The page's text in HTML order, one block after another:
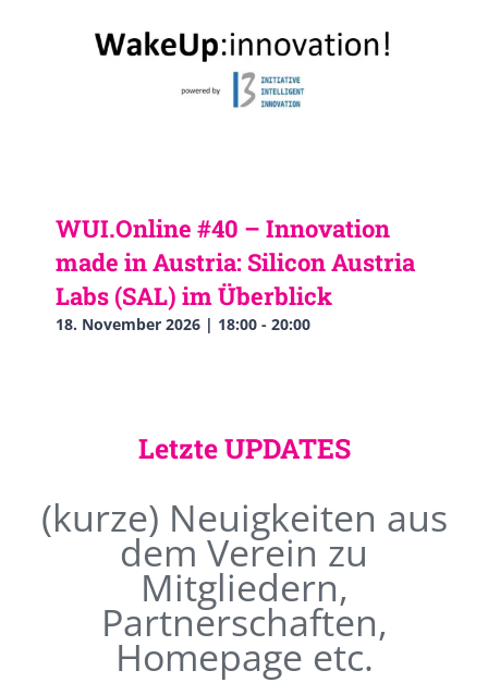
WUI.Online #40 – Innovation
made in Austria: Silicon Austria
Labs (SAL) im Überblick
18. November 2026 | 18:00 - 20:00
Letzte UPDATES
(kurze) Neuigkeiten aus
dem Verein zu
Mitgliedern,
Partnerschaften,
Homepage etc.